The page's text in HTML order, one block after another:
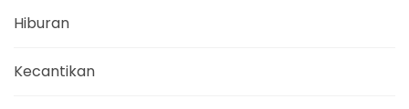
Hiburan
Kecantikan